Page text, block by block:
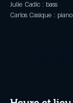
Julie Cadic : bass
Carlos Casique : piano